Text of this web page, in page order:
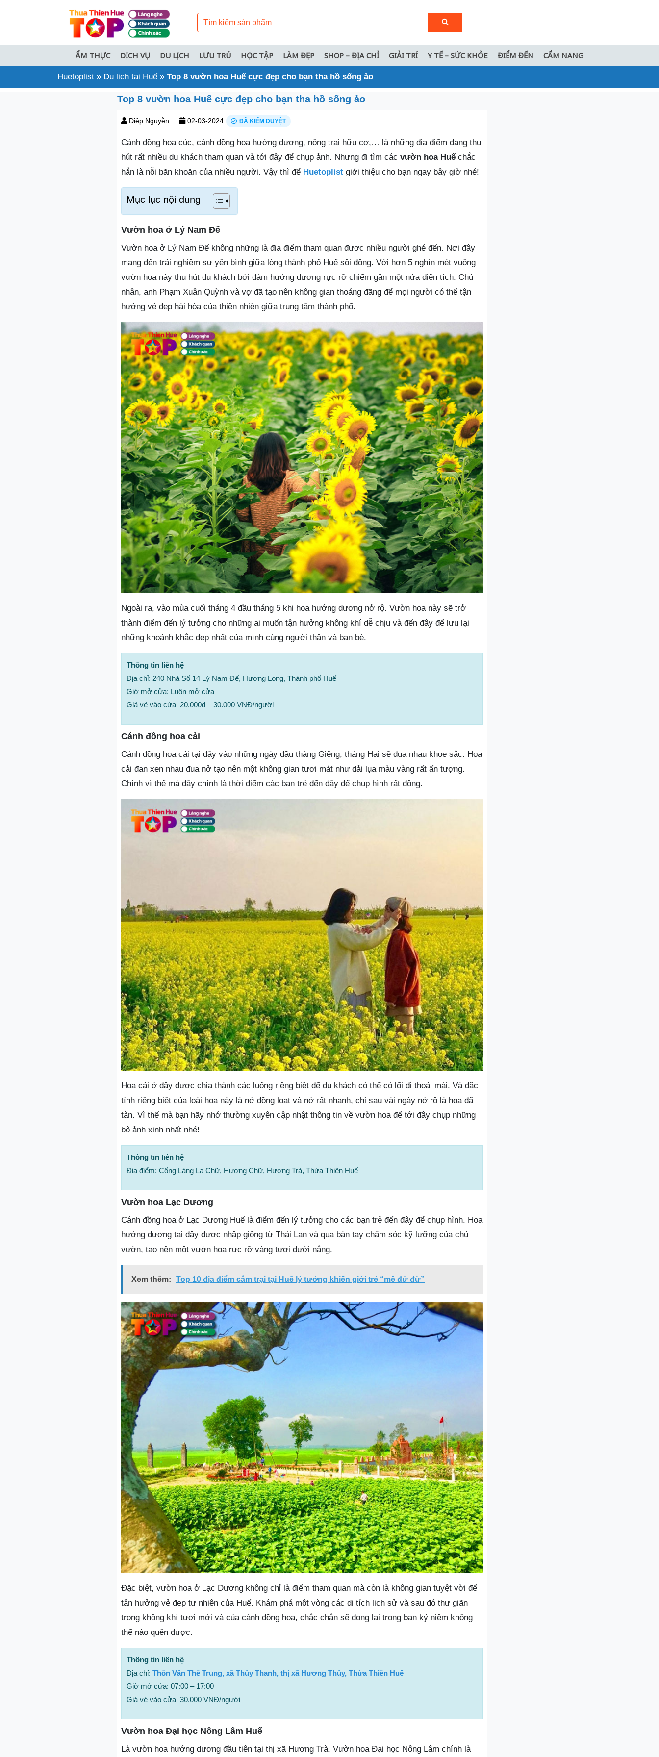
ẨM THỰC DỊCH VỤ DU LỊCH LƯU TRÚ HỌC TẬP LÀM ĐẸP SHOP – ĐỊA CHỈ GIẢI TRÍ Y TẾ – SỨC KHỎE ĐIỂM ĐẾN CẨM NANG
Huetoplist » Du lịch tại Huế » Top 8 vườn hoa Huế cực đẹp cho bạn tha hồ sống ảo
Top 8 vườn hoa Huế cực đẹp cho bạn tha hồ sống ảo
Diệp Nguyễn 02-03-2024 ĐÃ KIỂM DUYỆT
Cánh đồng hoa cúc, cánh đồng hoa hướng dương, nông trại hữu cơ,… là những địa điểm đang thu
hút rất nhiều du khách tham quan và tới đây để chụp ảnh. Nhưng đi tìm các vườn hoa Huếchắc
hẳn là nỗi băn khoăn của nhiều người. Vậy thì để Huetoplist giới thiệu cho bạn ngay bây giờ nhé!
Mục lục nội dung
Vườn hoa ở Lý Nam Đế
Vườn hoa ở Lý Nam Đế không những là địa điểm tham quan được nhiều người ghé đến. Nơi đây
mang đến trải nghiệm sự yên bình giữa lòng thành phố Huế sôi động. Với hơn 5 nghìn mét vuông
vườn hoa này thu hút du khách bởi đám hướng dương rực rỡ chiếm gần một nửa diện tích. Chủ
nhân, anh Phạm Xuân Quỳnh và vợ đã tạo nên không gian thoáng đãng để mọi người có thể tận
hưởng vẻ đẹp hài hòa của thiên nhiên giữa trung tâm thành phố.
Ngoài ra, vào mùa cuối tháng 4 đầu tháng 5 khi hoa hướng dương nở rộ. Vườn hoa này sẽ trở
thành điểm đến lý tưởng cho những ai muốn tận hưởng không khí dễ chịu và đến đây để lưu lại
những khoảnh khắc đẹp nhất của mình cùng người thân và bạn bè.
Thông tin liên hệ
Địa chỉ: 240 Nhà Số 14 Lý Nam Đế, Hương Long, Thành phố Huế
Giờ mở cửa: Luôn mở cửa
Giá vé vào cửa: 20.000đ – 30.000 VNĐ/người
Cánh đồng hoa cải
Cánh đồng hoa cải tại đây vào những ngày đầu tháng Giêng, tháng Hai sẽ đua nhau khoe sắc. Hoa
cải đan xen nhau đua nở tạo nên một không gian tươi mát như dải lụa màu vàng rất ấn tượng.
Chính vì thế mà đây chính là thời điểm các bạn trẻ đến đây để chụp hình rất đông.
Hoa cải ở đây được chia thành các luống riêng biệt để du khách có thể có lối đi thoải mái. Và đặc
tính riêng biệt của loài hoa này là nở đồng loạt và nở rất nhanh, chỉ sau vài ngày nở rộ là hoa đã
tàn. Vì thế mà bạn hãy nhớ thường xuyên cập nhật thông tin về vườn hoa để tới đây chụp những
bộ ảnh xinh nhất nhé!
Thông tin liên hệ
Địa điểm: Cổng Làng La Chữ, Hương Chữ, Hương Trà, Thừa Thiên Huế
Vườn hoa Lạc Dương
Cánh đồng hoa ở Lạc Dương Huế là điểm đến lý tưởng cho các bạn trẻ đến đây để chụp hình. Hoa
hướng dương tại đây được nhập giống từ Thái Lan và qua bàn tay chăm sóc kỹ lưỡng của chủ
vườn, tạo nên một vườn hoa rực rỡ vàng tươi dưới nắng.
Xem thêm: Top 10 địa điểm cắm trại tại Huế lý tưởng khiến giới trẻ “mê đứ đừ”
Đặc biệt, vườn hoa ở Lạc Dương không chỉ là điểm tham quan mà còn là không gian tuyệt vời để
tận hưởng vẻ đẹp tự nhiên của Huế. Khám phá một vòng các di tích lịch sử và sau đó thư giãn
trong không khí tươi mới và của cánh đồng hoa, chắc chắn sẽ đọng lại trong bạn kỷ niệm không
thể nào quên được.
Thông tin liên hệ
Địa chỉ: Thôn Vân Thê Trung, xã Thủy Thanh, thị xã Hương Thủy, Thừa Thiên Huế
Giờ mở cửa: 07:00 – 17:00
Giá vé vào cửa: 30.000 VNĐ/người
Vườn hoa Đại học Nông Lâm Huế
Là vườn hoa hướng dương đầu tiên tại thị xã Hương Trà, Vườn hoa Đại học Nông Lâm chính là